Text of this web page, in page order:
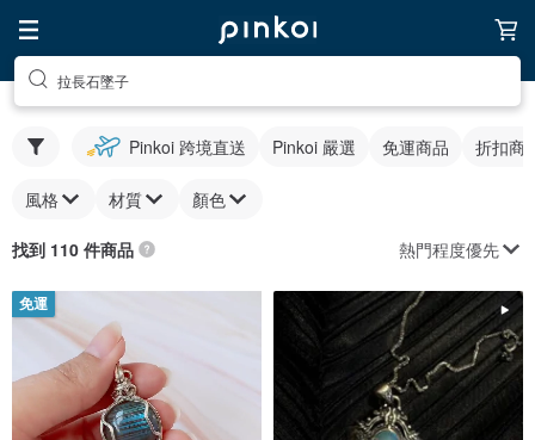
拉長石墜子
Pinkoi 跨境直送 Pinkoi 嚴選 免運商品 折扣商
風格 材質 顏色
找到 110 件商品 熱門程度優先
免運